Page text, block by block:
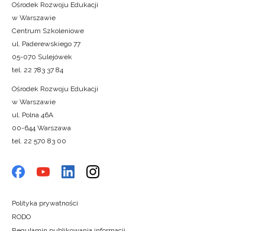
Ośrodek Rozwoju Edukacji
w Warszawie
Centrum Szkoleniowe
ul. Paderewskiego 77
05-070 Sulejówek
tel. 22 783 37 84
Ośrodek Rozwoju Edukacji
w Warszawie
ul. Polna 46A
00-644 Warszawa
tel. 22 570 83 00
Polityka prywatności
RODO